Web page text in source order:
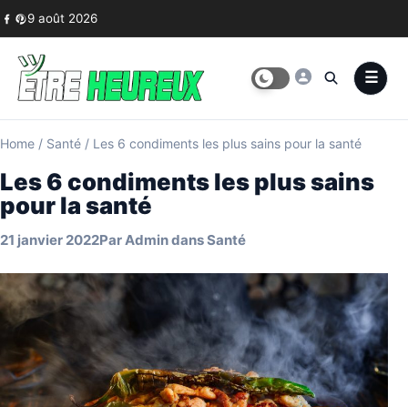
Skip to content
9 août 2026
Home / Santé / Les 6 condiments les plus sains pour la santé
Les 6 condiments les plus sains
pour la santé
21 janvier 2022ParAdmindansSanté